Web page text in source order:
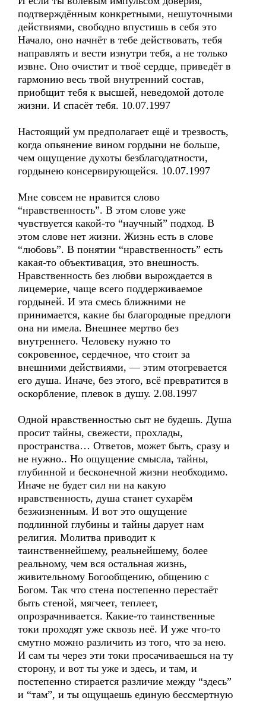
подтверждённым конкретными, нешуточными
действиями, свободно впустишь в себя это
Начало, оно начнёт в тебе действовать, тебя
направлять и вести изнутри тебя, а не только
извне. Оно очистит и твоё сердце, приведёт в
гармонию весь твой внутренний состав,
приобщит тебя к высшей, неведомой дотоле
жизни. И спасёт тебя. 10.07.1997
Настоящий ум предполагает ещё и трезвость,
когда опьянение вином гордыни не больше,
чем ощущение духоты безблагодатности,
гордынею консервирующейся. 10.07.1997
Мне совсем не нравится слово
“нравственность”. В этом слове уже
чувствуется какой-то “научный” подход. В
этом слове нет жизни. Жизнь есть в слове
“любовь”. В понятии “нравственность” есть
какая-то объективация, это внешность.
Нравственность без любви вырождается в
лицемерие, чаще всего поддерживаемое
гордыней. И эта смесь ближними не
принимается, какие бы благородные предлоги
она ни имела. Внешнее мертво без
внутреннего. Человеку нужно то
сокровенное, сердечное, что стоит за
внешними действиями, — этим отогревается
его душа. Иначе, без этого, всё превратится в
оскорбление, плевок в душу. 2.08.1997
Одной нравственностью сыт не будешь. Душа
просит тайны, свежести, прохлады,
пространства… Ответов, может быть, сразу и
не нужно.. Но ощущение смысла, тайны,
глубинной и бесконечной жизни необходимо.
Иначе не будет сил ни на какую
нравственность, душа станет сухарём
безжизненным. И вот это ощущение
подлинной глубины и тайны дарует нам
религия. Молитва приводит к
таинственнейшему, реальнейшему, более
реальному, чем вся остальная жизнь,
живительному Богообщению, общению с
Богом. Так что стена постепенно перестаёт
быть стеной, мягчеет, теплеет,
опрозрачнивается. Какие-то таинственные
токи проходят уже сквозь неё. И уже что-то
смутно можно различить из того, что за нею.
И сам ты через эти токи просачиваешься на ту
сторону, и вот ты уже и здесь, и там, и
постепенно стирается различие между “здесь”
и “там”, и ты ощущаешь единую бессмертную